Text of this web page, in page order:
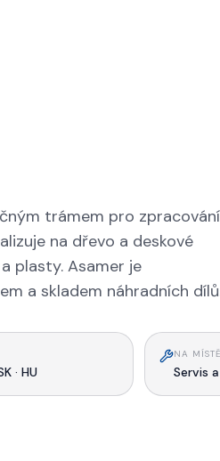
trámem pro zpracování
na dřevo a deskové
plasty. Asamer je
a skladem náhradních
· HU
NA MÍSTĚ
Servis